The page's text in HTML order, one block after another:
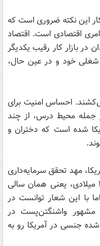
این نکته ضروری است که
اقتصادی است. اقتصاد
در بازار کار رقیب یکدیگر
شغلی خود و در عین حال،
احساس امنیت برای
جمله محیط درس، از چند
شده است که دختران و
مهد تحقق سرمایه‌داری
لیبرال، دنبال می‌شود. روز ۱۵ ژوئن سال ۲۰۰۸ میلادی، یعنی همان سالی
با این شعار توانست در
مشهور واشنگتن‌پست در
جنسی در آمریکا رو به